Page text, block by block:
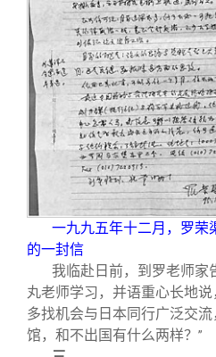
一九九五年十二月，罗荣
的一封信
我临赴日前，到罗老师家
丸老师学习，并语重心长地
多找机会与日本同行广泛交流
馆，和不出国有什么两样？ ”